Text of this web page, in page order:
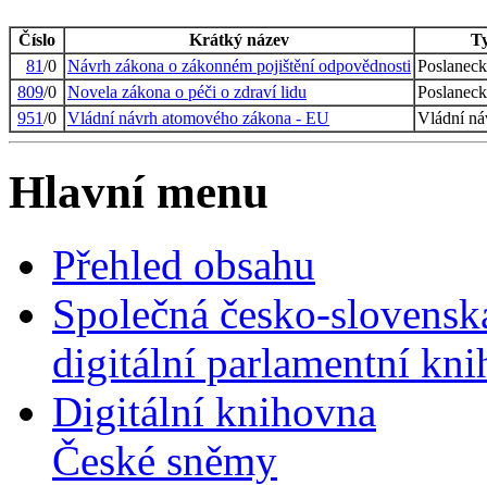
Číslo Krátký název
81/0 Návrh zákona o zákonném pojištění odpovědnosti
809/0 Novela zákona o péči o zdraví lidu
951/0 Vládní návrh atomového zákona - EU Vládní
Hlavní menu
Přehled obsahu
Společná česko-
digitální parlamentní
Digitální knihovna
České sněmy